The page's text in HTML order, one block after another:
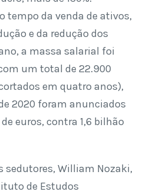
tempo da venda de ativos,
e da redução dos
a massa salarial foi
um total de 22.900
em quatro anos),
2020 foram anunciados
euros, contra 1,6 bilhão
sedutores, William Nozaki,
de Estudos